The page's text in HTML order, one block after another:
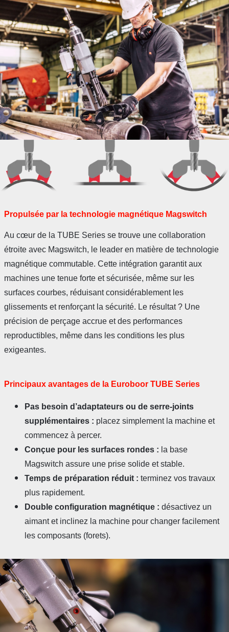
Propulsée par la technologie magnétique Magswitch
Au cœur de la TUBE Series se trouve une collaboration
étroite avec Magswitch, le leader en matière de technologie
magnétique commutable. Cette intégration garantit aux
machines une tenue forte et sécurisée, même sur les
surfaces courbes, réduisant considérablement les
glissements et renforçant la sécurité. Le résultat ? Une
précision de perçage accrue et des performances
reproductibles, même dans les conditions les plus
exigeantes.
Principaux avantages de la Euroboor TUBE Series
Pas besoin d’adaptateurs ou de serre-joints
supplémentaires : placez simplement la machine et
commencez à percer.
Conçue pour les surfaces rondes : la base
Magswitch assure une prise solide et stable.
Temps de préparation réduit : terminez vos travaux
plus rapidement.
Double configuration magnétique : désactivez un
aimant et inclinez la machine pour changer facilement
les composants (forets).